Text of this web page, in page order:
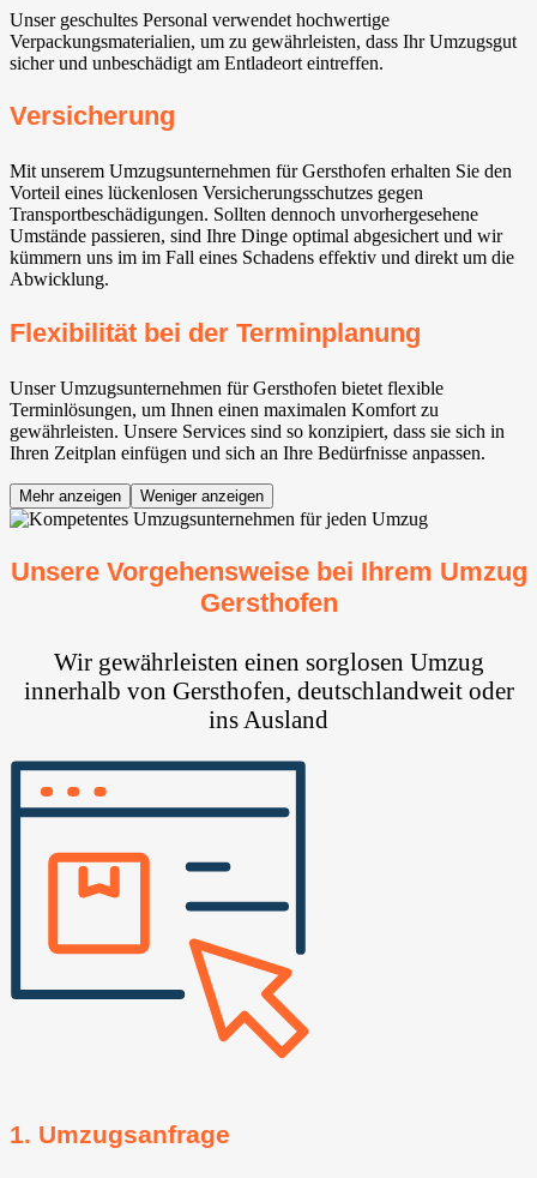
Unser geschultes Personal verwendet hochwertige
Verpackungsmaterialien, um zu gewährleisten, dass Ihr Umzugsgut
sicher und unbeschädigt am Entladeort eintreffen.
Versicherung
Mit unserem Umzugsunternehmen für Gersthofen erhalten Sie den
Vorteil eines lückenlosen Versicherungsschutzes gegen
Transportbeschädigungen. Sollten dennoch unvorhergesehene
Umstände passieren, sind Ihre Dinge optimal abgesichert und wir
kümmern uns im im Fall eines Schadens effektiv und direkt um die
Abwicklung.
Flexibilität bei der Terminplanung
Unser Umzugsunternehmen für Gersthofen bietet flexible
Terminlösungen, um Ihnen einen maximalen Komfort zu
gewährleisten. Unsere Services sind so konzipiert, dass sie sich in
Ihren Zeitplan einfügen und sich an Ihre Bedürfnisse anpassen.
Mehr anzeigen Weniger anzeigen
Unsere Vorgehensweise bei Ihrem Umzug
Gersthofen
Wir gewährleisten einen sorglosen Umzug
innerhalb von Gersthofen, deutschlandweit oder
ins Ausland
1. Umzugsanfrage